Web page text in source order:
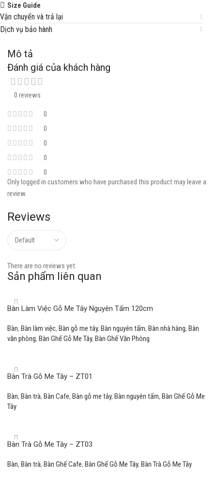
Size Guide
Vận chuyển và trả lại
Dịch vụ bảo hành
Mô tả
Đánh giá của khách hàng
0 reviews
0
0
0
0
0
Reviews
There are no reviews yet.
Only logged in customers who have purchased this product may leave a
review.
Sản phẩm liên quan
Bàn Làm Việc Gỗ Me Tây Nguyên Tấm 120cm
Bàn, Bàn làm việc, Bàn gỗ me tây, Bàn nguyên tấm, Bàn nhà hàng, Bàn
văn phòng, Bàn Ghế Gỗ Me Tây, Bàn Ghế Văn Phòng
Bàn Trà Gỗ Me Tây – ZT01
Bàn, Bàn trà, Bàn Cafe, Bàn gỗ me tây, Bàn nguyên tấm, Bàn Ghế Gỗ Me
Tây
Bàn Trà Gỗ Me Tây – ZT03
Bàn, Bàn trà, Bàn Ghế Cafe, Bàn Ghế Gỗ Me Tây, Bàn Trà Gỗ Me Tây